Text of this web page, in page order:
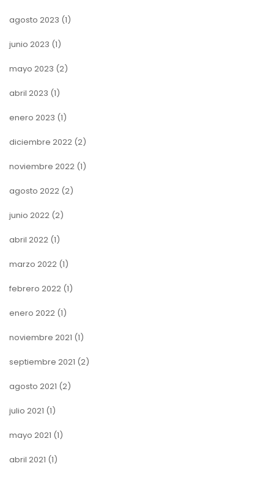
agosto 2023 (1)
junio 2023 (1)
mayo 2023 (2)
abril 2023 (1)
enero 2023 (1)
diciembre 2022 (2)
noviembre 2022 (1)
agosto 2022 (2)
junio 2022 (2)
abril 2022 (1)
marzo 2022 (1)
febrero 2022 (1)
enero 2022 (1)
noviembre 2021 (1)
septiembre 2021 (2)
agosto 2021 (2)
julio 2021 (1)
mayo 2021 (1)
abril 2021 (1)